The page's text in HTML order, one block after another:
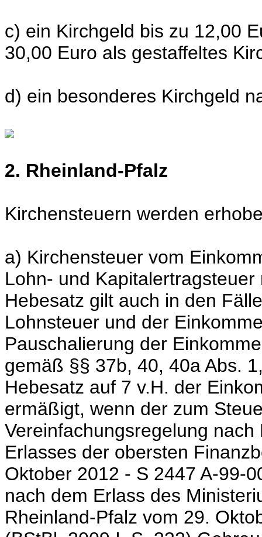
c) ein Kirchgeld bis zu 12,00
30,00 Euro als gestaffeltes
d) ein besonderes Kirchgeld
2. Rheinland-Pfalz
Kirchensteuern werden
a) Kirchensteuer vom
Lohn- und
Hebesatz gilt auch in den
Lohnsteuer und der
Pauschalierung der
gemäß §§ 37b, 40, 40a Abs.
Hebesatz auf 7 v.H. der
ermäßigt, wenn der zum
Vereinfachungsregelung
Erlasses der obersten
Oktober 2012 - S 2447 A-99-
nach dem Erlass des
Rheinland-Pfalz vom 29.